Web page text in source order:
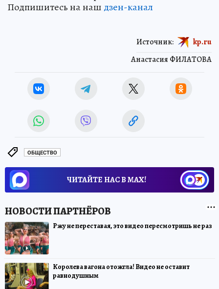
Подпишитесь на наш дзен-канал
Анастасия ФИЛАТОВА
Источник: kp.ru
ОБЩЕСТВО
ЧИТАЙТЕ НАС В МАХ!
Ржу не переставая, это видео пересмотришь не раз
Королева вагона отожгла! Видео не оставит
равнодушным